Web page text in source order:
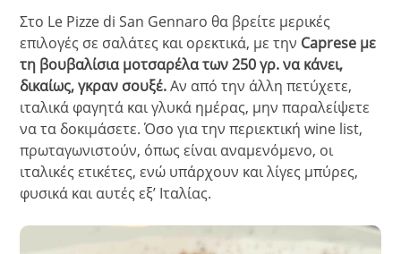
Στο Le Pizze di San Gennaro θα βρείτε μερικές
επιλογές σε σαλάτες και ορεκτικά, με την Caprese με
τη βουβαλίσια μοτσαρέλα των 250 γρ. να κάνει,
δικαίως, γκραν σουξέ.Αν από την άλλη πετύχετε,
ιταλικά φαγητά και γλυκά ημέρας, μην παραλείψετε
να τα δοκιμάσετε. Όσο για την περιεκτική wine list,
πρωταγωνιστούν, όπως είναι αναμενόμενο, οι
ιταλικές ετικέτες, ενώ υπάρχουν και λίγες μπύρες,
φυσικά και αυτές εξ’ Ιταλίας.